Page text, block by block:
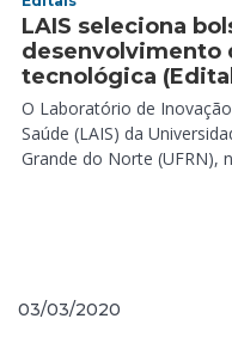
LAIS seleciona
desenvolvimento
tecnológica
O Laboratório de
Saúde (LAIS) da
Grande do Norte (UFRN),
03/03/2020